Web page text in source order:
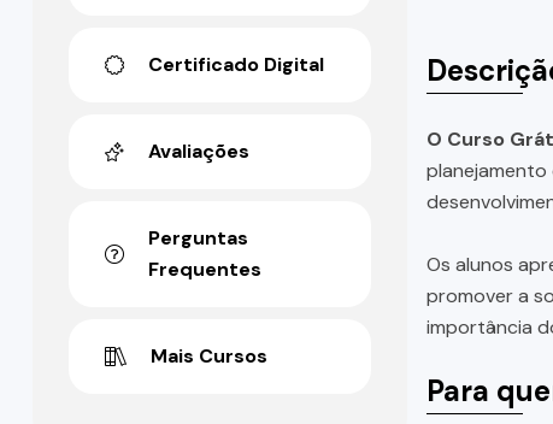
O Curso
Os alunos
promover a
importância
Para
Certificado Digital
Avaliações
Perguntas
Frequentes
Mais Cursos